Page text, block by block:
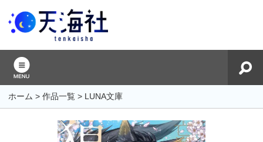
ホーム >作品一覧 > LUNA文庫